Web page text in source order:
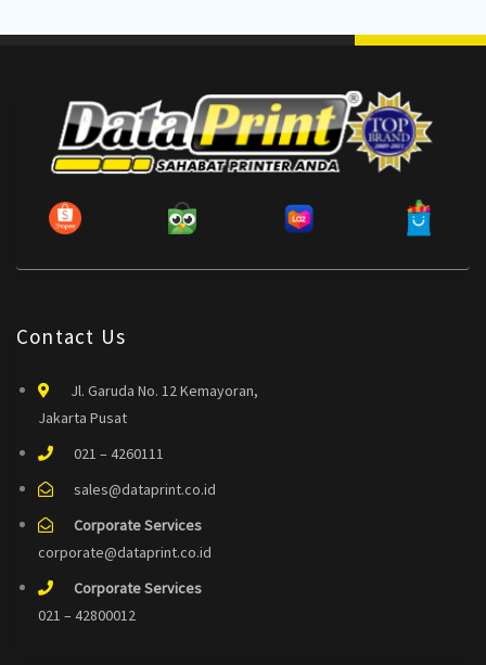
Contact Us
Jl. Garuda No. 12 Kemayoran,
Jakarta Pusat
021 – 4260111
sales@dataprint.co.id
Corporate Services
corporate@dataprint.co.id
Corporate Services
021 – 42800012